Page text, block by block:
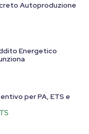
Autoproduzione
Energetico
per PA, ETS e